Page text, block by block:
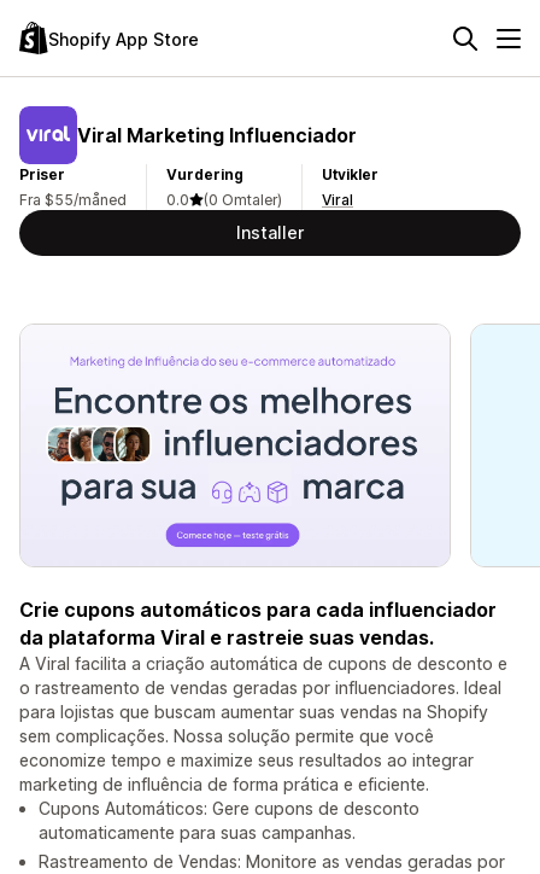
Shopify App Store
Viral Marketing Influenciador
Priser
Fra $55/måned
Vurdering
0.0
(0 Omtaler)
Utvikler
Viral
Installer
Crie cupons automáticos para cada influenciador
da plataforma Viral e rastreie suas vendas.
A Viral facilita a criação automática de cupons de desconto e
o rastreamento de vendas geradas por influenciadores. Ideal
para lojistas que buscam aumentar suas vendas na Shopify
sem complicações. Nossa solução permite que você
economize tempo e maximize seus resultados ao integrar
marketing de influência de forma prática e eficiente.
Cupons Automáticos: Gere cupons de desconto
automaticamente para suas campanhas.
Rastreamento de Vendas: Monitore as vendas geradas por